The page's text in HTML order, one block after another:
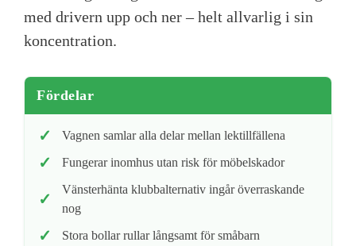
med drivern upp och ner – helt allvarlig i sin
koncentration.
Fördelar
Vagnen samlar alla delar mellan lektillfällena
Fungerar inomhus utan risk för möbelskador
Vänsterhänta klubbalternativ ingår överraskande
nog
Stora bollar rullar långsamt för småbarn